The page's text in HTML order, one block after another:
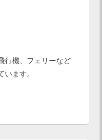
行機、フェリーなど
ます。